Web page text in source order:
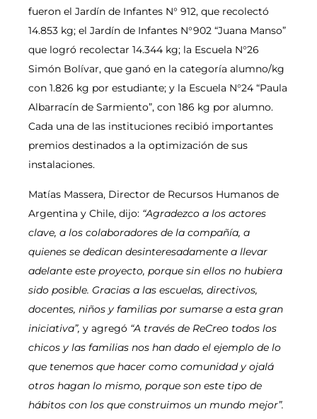
fueron el Jardín de Infantes N° 912, que recolectó
14.853 kg; el Jardín de Infantes N°902 “Juana Manso”
que logró recolectar 14.344 kg; la Escuela N°26
Simón Bolívar, que ganó en la categoría alumno/kg
con 1.826 kg por estudiante; y la Escuela N°24 “Paula
Albarracín de Sarmiento”, con 186 kg por alumno.
Cada una de las instituciones recibió importantes
premios destinados a la optimización de sus
instalaciones.
Matías Massera, Director de Recursos Humanos de
Argentina y Chile, dijo: “Agradezco a los actores
clave, a los colaboradores de la compañía, a
quienes se dedican desinteresadamente a llevar
adelante este proyecto, porque sin ellos no hubiera
sido posible. Gracias a las escuelas, directivos,
docentes, niños y familias por sumarse a esta gran
iniciativa”, y agregó “A través de ReCreo todos los
chicos y las familias nos han dado el ejemplo de lo
que tenemos que hacer como comunidad y ojalá
otros hagan lo mismo, porque son este tipo de
hábitos con los que construimos un mundo mejor”.